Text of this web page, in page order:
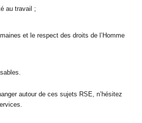
au travail ;
et le respect des droits de l’Homme
autour de ces sujets RSE, n’hésitez